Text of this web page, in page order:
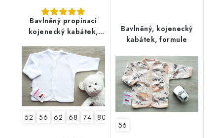
Bavlněný propínací
kojenecký kabátek,
52 56 62 68 74 80
Bavlněný, kojenecký
kabátek, formule
56